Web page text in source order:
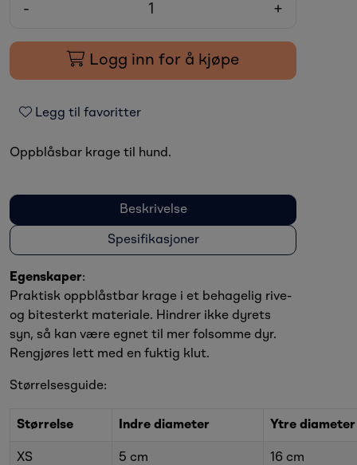
- +
Logg inn for å kjøpe
Legg til favoritter
Oppblåsbar krage til hund.
Beskrivelse
Spesifikasjoner
Egenskaper:
Praktisk oppblåstbar krage i et behagelig rive-
og bitesterkt materiale. Hindrer ikke dyrets
syn, så kan være egnet til mer folsomme dyr.
Rengjøres lett med en fuktig klut.
Størrelsesguide:
Størrelse Indre diameter Ytre diameter
XS 5 cm 16 cm